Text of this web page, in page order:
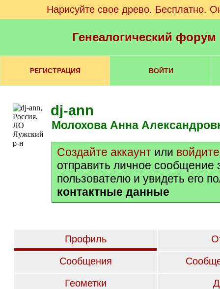
Нарисуйте свое древо. Бесплатно.
Генеалогический
РЕГИСТРАЦИЯ ВОЙТИ
dj-ann
Молохова Анна
Создайте аккаунт или войдите
отправить личное сообщение
пользователю и увидеть его
контактные данные
Профиль
Сообщения
Геометки